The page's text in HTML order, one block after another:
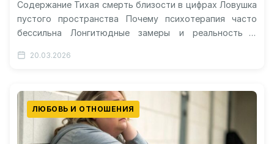
Содержание Тихая смерть близости в цифрах Ловушка
пустого пространства Почему психотерапия часто
бессильна Лонгитюдные замеры и реальность В
выглядит…
20.03.2026
ЛЮБОВЬ И ОТНОШЕНИЯ